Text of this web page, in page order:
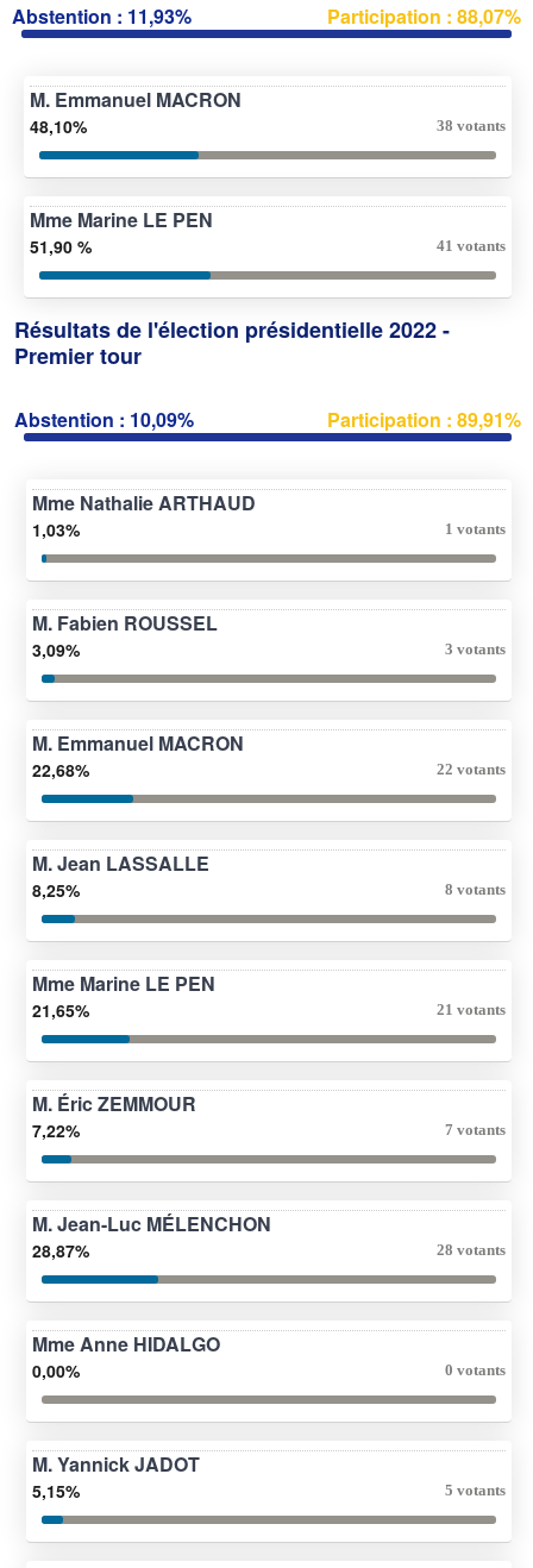
Abstention : 11,93% Participation : 88,07%
M. Emmanuel MACRON
48,10% 38 votants
Mme Marine LE PEN
51,90 % 41 votants
Résultats de l'élection présidentielle 2022 -
Premier tour
Abstention : 10,09% Participation : 89,91%
Mme Nathalie ARTHAUD
1,03% 1 votants
M. Fabien ROUSSEL
3,09% 3 votants
M. Emmanuel MACRON
22,68% 22 votants
M. Jean LASSALLE
8,25% 8 votants
Mme Marine LE PEN
21,65% 21 votants
M. Éric ZEMMOUR
7,22% 7 votants
M. Jean-Luc MÉLENCHON
28,87% 28 votants
Mme Anne HIDALGO
0,00% 0 votants
M. Yannick JADOT
5,15% 5 votants